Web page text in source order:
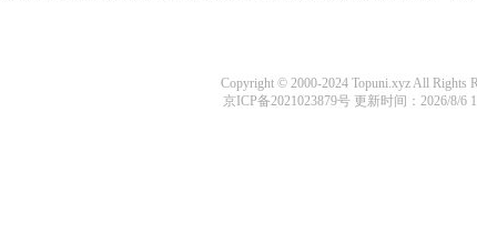
Copyright © 2000-2024 Topuni.xyz All Rights
京ICP备2021023879号更新时间：2026/8/6